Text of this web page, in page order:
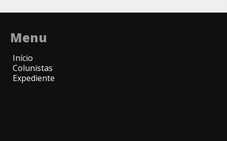
Menu
Início
Colunistas
Expediente